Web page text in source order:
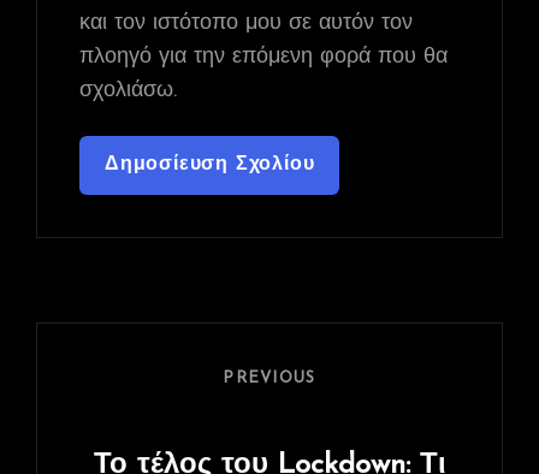
και τον ιστότοπο μου σε αυτόν τον
πλοηγό για την επόμενη φορά που θα
σχολιάσω.
PREVIOUS
Το τέλος του Lockdown: Τι